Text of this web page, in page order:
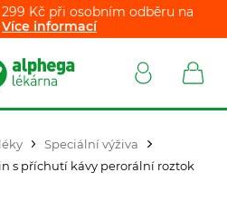
Kč při osobním odběru na
Více informací
Speciální výživa
s příchutí kávy perorální roztok